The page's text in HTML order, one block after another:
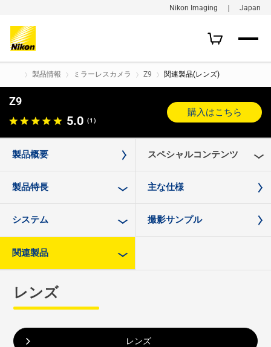
Nikon Imaging ｜ Japan
製品情報 ミラーレスカメラ Z9 関連製品(レンズ)
Z9
5.0 （1）
購入はこちら
製品概要 スペシャルコンテンツ
製品特長 主な仕様
システム 撮影サンプル
関連製品
レンズ
レンズ